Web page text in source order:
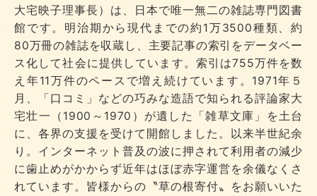
大宅映子理事長）は、日本で唯一無二の雑誌専門図書
館です。明治期から現代までの約1万3500種類、約
80万冊の雑誌を収蔵し、主要記事の索引をデータベー
ス化して社会に提供しています。索引は755万件を数
え年11万件のペースで増え続けています。1971年５
月、「口コミ」などの巧みな造語で知られる評論家大
宅壮一（1900～1970）が遺した「雑草文庫」を土台
に、各界の支援を受けて開館しました。以来半世紀余
り。インターネット普及の波に押されて利用者の減少
に歯止めがかからず近年はほぼ赤字運営を余儀なくさ
れています。皆様からの〝草の根寄付〟をお願いいた